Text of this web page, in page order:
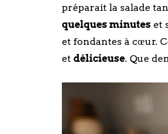
préparait la salade
quelques minutes et
et fondantes à cœur.
et délicieuse. Que